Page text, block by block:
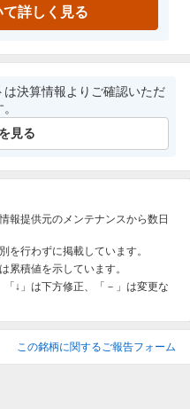
詳しく見る
決算情報よりご確認いただ
見る
報提供元のメンテナンスから数日
を行わずに掲載しています。
累積値を示しています。
↓」は下方修正、「－」は変更な
この銘柄に関するご報告フォーム